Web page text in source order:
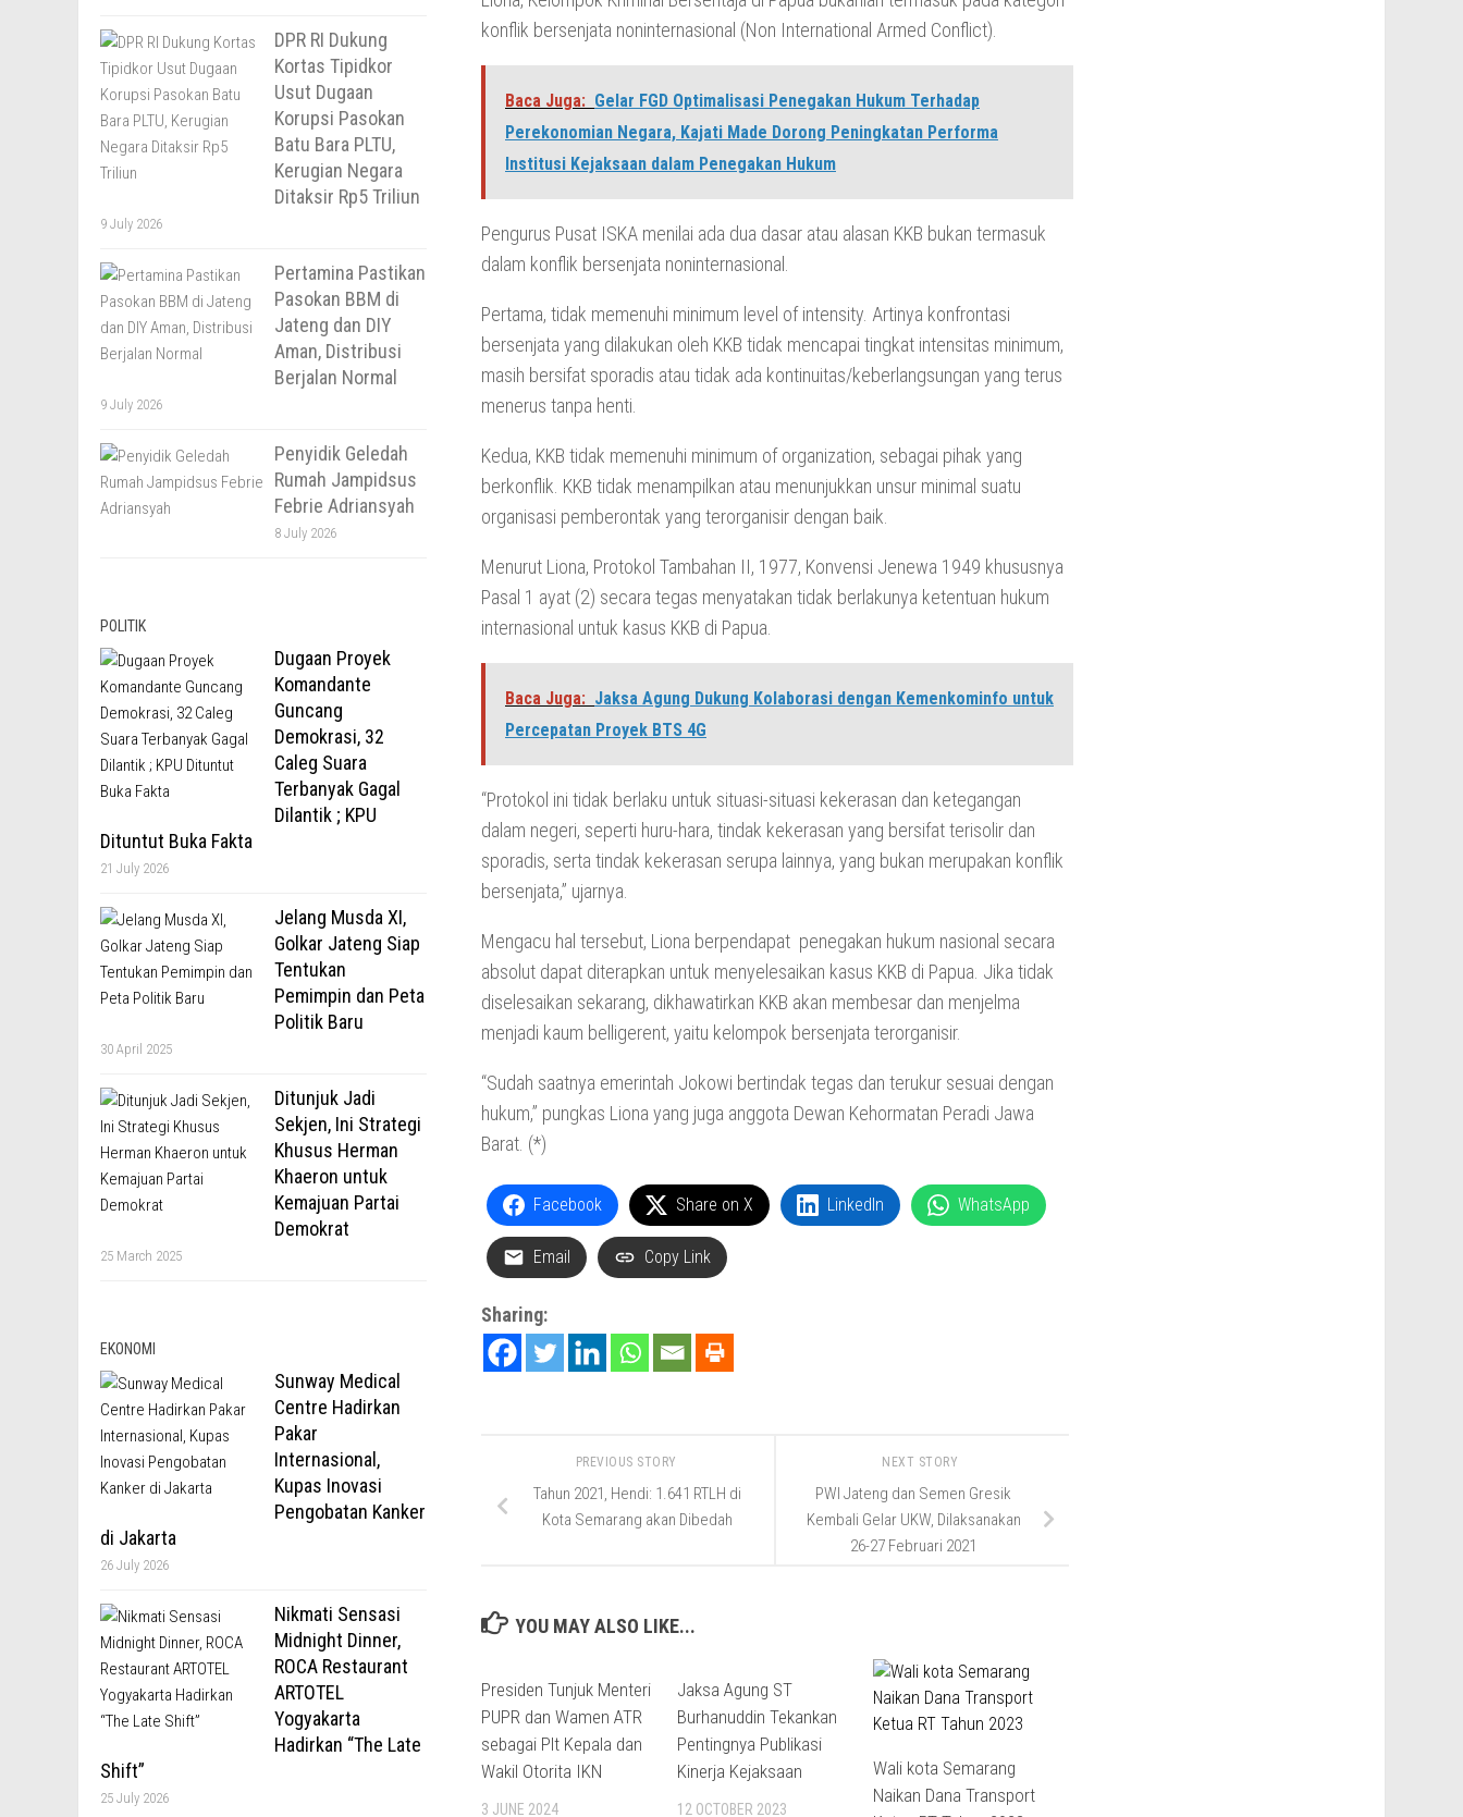
konflik bersenjata noninternasional (Non International Armed Conflict).
Baca Juga: Gelar FGD Optimalisasi Penegakan Hukum Terhadap
Perekonomian Negara, Kajati Made Dorong Peningkatan Performa
Institusi Kejaksaan dalam Penegakan Hukum
Pengurus Pusat ISKA menilai ada dua dasar atau alasan KKB bukan termasuk
dalam konflik bersenjata noninternasional.
Pertama, tidak memenuhi minimum level of intensity. Artinya konfrontasi
bersenjata yang dilakukan oleh KKB tidak mencapai tingkat intensitas minimum,
masih bersifat sporadis atau tidak ada kontinuitas/keberlangsungan yang terus
menerus tanpa henti.
Kedua, KKB tidak memenuhi minimum of organization, sebagai pihak yang
berkonflik. KKB tidak menampilkan atau menunjukkan unsur minimal suatu
organisasi pemberontak yang terorganisir dengan baik.
Menurut Liona, Protokol Tambahan II, 1977, Konvensi Jenewa 1949 khususnya
Pasal 1 ayat (2) secara tegas menyatakan tidak berlakunya ketentuan hukum
internasional untuk kasus KKB di Papua.
Baca Juga: Jaksa Agung Dukung Kolaborasi dengan Kemenkominfo untuk
Percepatan Proyek BTS 4G
“Protokol ini tidak berlaku untuk situasi-situasi kekerasan dan ketegangan
dalam negeri, seperti huru-hara, tindak kekerasan yang bersifat terisolir dan
sporadis, serta tindak kekerasan serupa lainnya, yang bukan merupakan konflik
bersenjata,” ujarnya.
Mengacu hal tersebut, Liona berpendapat penegakan hukum nasional secara
absolut dapat diterapkan untuk menyelesaikan kasus KKB di Papua. Jika tidak
diselesaikan sekarang, dikhawatirkan KKB akan membesar dan menjelma
menjadi kaum belligerent, yaitu kelompok bersenjata terorganisir.
“Sudah saatnya emerintah Jokowi bertindak tegas dan terukur sesuai dengan
hukum,” pungkas Liona yang juga anggota Dewan Kehormatan Peradi Jawa
Barat. (*)
Facebook Share on X LinkedIn WhatsApp
Email Copy Link
Sharing:
NEXT STORY
PWI Jateng dan Semen Gresik
Kembali Gelar UKW, Dilaksanakan
26-27 Februari 2021
PREVIOUS STORY
Tahun 2021, Hendi: 1.641 RTLH di
Kota Semarang akan Dibedah
YOU MAY ALSO LIKE...
Presiden Tunjuk Menteri
PUPR dan Wamen ATR
sebagai Plt Kepala dan
Wakil Otorita IKN
3 JUNE 2024
Jaksa Agung ST
Burhanuddin Tekankan
Pentingnya Publikasi
Kinerja Kejaksaan
12 OCTOBER 2023
Wali kota Semarang
Naikan Dana Transport
DPR RI Dukung
Kortas Tipidkor
Usut Dugaan
Korupsi Pasokan
Batu Bara PLTU,
Kerugian Negara
Ditaksir Rp5 Triliun
9 July 2026
Pertamina Pastikan
Pasokan BBM di
Jateng dan DIY
Aman, Distribusi
Berjalan Normal
9 July 2026
Penyidik Geledah
Rumah Jampidsus
Febrie Adriansyah
8 July 2026
POLITIK
Dugaan Proyek
Komandante
Guncang
Demokrasi, 32
Caleg Suara
Terbanyak Gagal
Dilantik ; KPU
Dituntut Buka Fakta
21 July 2026
Jelang Musda XI,
Golkar Jateng Siap
Tentukan
Pemimpin dan Peta
Politik Baru
30 April 2025
Ditunjuk Jadi
Sekjen, Ini Strategi
Khusus Herman
Khaeron untuk
Kemajuan Partai
Demokrat
25 March 2025
EKONOMI
Sunway Medical
Centre Hadirkan
Pakar
Internasional,
Kupas Inovasi
Pengobatan Kanker
di Jakarta
26 July 2026
Nikmati Sensasi
Midnight Dinner,
ROCA Restaurant
ARTOTEL
Yogyakarta
Hadirkan “The Late
Shift”
25 July 2026